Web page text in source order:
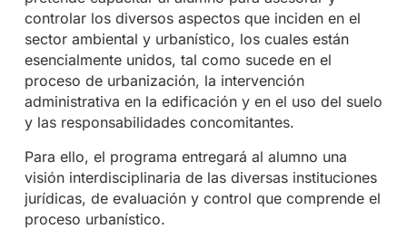
controlar los diversos aspectos que inciden en el
sector ambiental y urbanístico, los cuales están
esencialmente unidos, tal como sucede en el
proceso de urbanización, la intervención
administrativa en la edificación y en el uso del suelo
y las responsabilidades concomitantes.
Para ello, el programa entregará al alumno una
visión interdisciplinaria de las diversas instituciones
jurídicas, de evaluación y control que comprende el
proceso urbanístico.